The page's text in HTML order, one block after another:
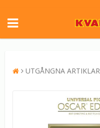
UTGÅNGNA ARTIKLAR